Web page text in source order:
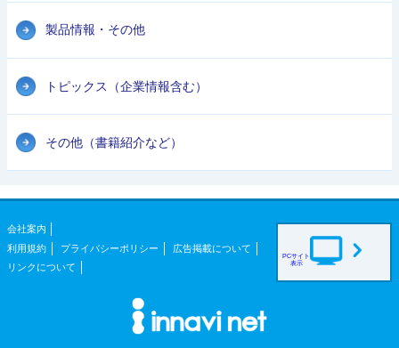
製品情報・その他
トピックス（企業情報含む）
その他（書籍紹介など）
会社案内
利用規約
プライバシーポリシー
広告掲載について
リンクについて
PCサイト
表示